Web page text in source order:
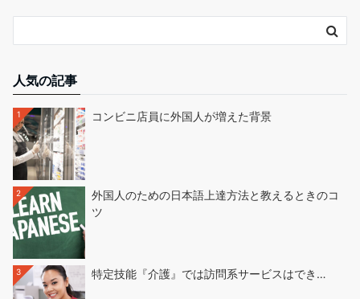
人気の記事
1 コンビニ店員に外国人が増えた背景
2
外国人のための日本語上達方法と教えるときのコ
ツ
3 特定技能『介護』では訪問系サービスはでき…